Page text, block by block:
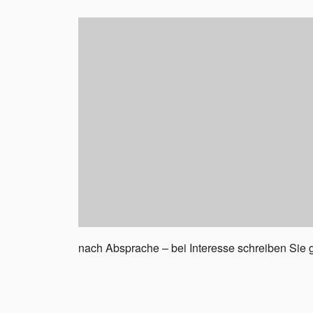
nach Absprache – bei Interesse schreiben Sie